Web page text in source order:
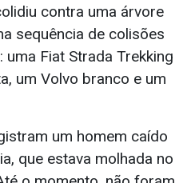
contra uma árvore
sequência de colisões
Fiat Strada Trekking
um Volvo branco e um
um homem caído
que estava molhada no